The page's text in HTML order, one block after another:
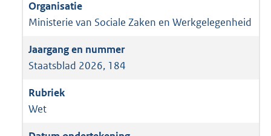
Ministerie van Sociale Zaken en Werkgelegenheid
Staatsblad 2026, 184
Wet